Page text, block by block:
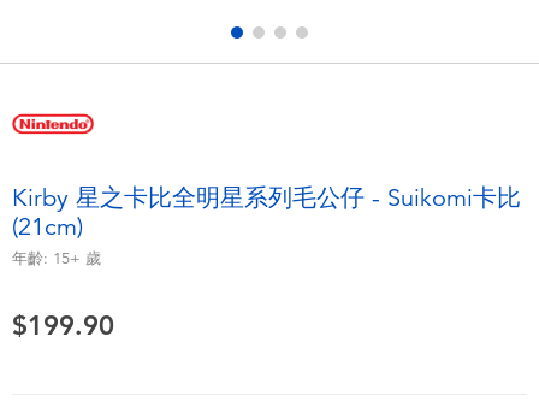
Kirby 星之卡比全明星系列毛公仔 - Suikomi卡比
(21cm)
年齡: 15+ 歲
$199.90